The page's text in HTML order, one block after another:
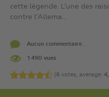
cette légende. L’une des
contre l’Allema...
Aucun commentaire .
1 490 vues
(6 votes, average: